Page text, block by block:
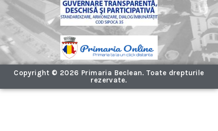
Copyright © 2026 Primaria Beclean. Toate drepturile
rezervate.